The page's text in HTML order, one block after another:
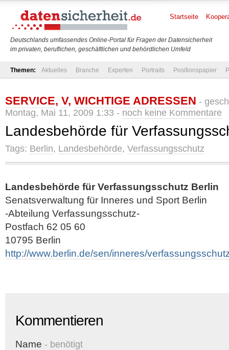
Deutschlands umfassendes Online-Portal für Fragen der Datensicherheit
im privaten, beruflichen, geschäftlichen und behördlichen Umfeld
Startseite
Themen: Aktuelles Branche Experten Portraits Positionspapier
SERVICE, V, WICHTIGE ADRESSEN -
Montag, Mai 11, 2009 1:33 - noch keine Kommentare
Landesbehörde für
Tags: Berlin, Landesbehörde, Verfassungsschutz
Landesbehörde für Verfassungsschutz Berlin
Senatsverwaltung für Inneres und Sport Berlin
-Abteilung Verfassungsschutz-
Postfach 62 05 60
10795 Berlin
http://www.berlin.de/sen/inneres/
Kommentieren
Name - benötigt